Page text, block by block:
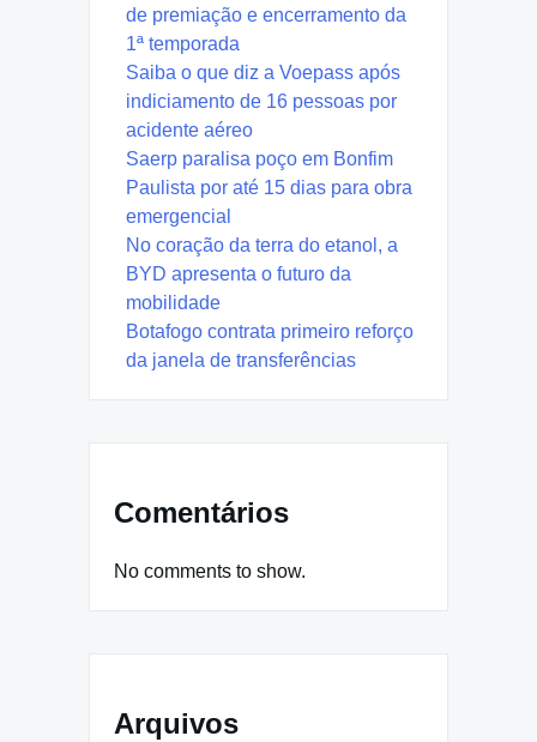
de premiação e encerramento da
1ª temporada
Saiba o que diz a Voepass após
indiciamento de 16 pessoas por
acidente aéreo
Saerp paralisa poço em Bonfim
Paulista por até 15 dias para obra
emergencial
No coração da terra do etanol, a
BYD apresenta o futuro da
mobilidade
Botafogo contrata primeiro reforço
da janela de transferências
Comentários
No comments to show.
Arquivos